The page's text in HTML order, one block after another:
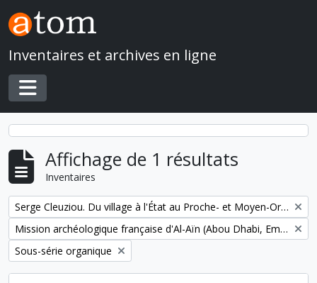
Skip to main content
Inventaires et archives en ligne
Toggle navigation
Affichage de 1 résultats
Inventaires
Remove filter:
Serge Cleuziou. Du village à l'État au Proche- et Moyen-Orient
Remove filter:
Mission archéologique française d'Al-Aïn (Abou Dhabi, Emirats arabes unis)
Remove filter:
Sous-série organique